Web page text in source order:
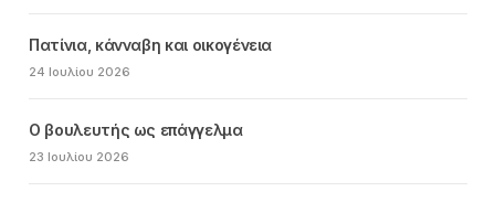
Πατίνια, κάνναβη και οικογένεια
24 Ιουλίου 2026
Ο βουλευτής ως επάγγελμα
23 Ιουλίου 2026